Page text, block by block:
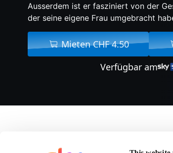
Ausserdem ist er fasziniert von der
der seine eigene Frau umgebracht
Mieten CHF 4.50
Verfügbar am